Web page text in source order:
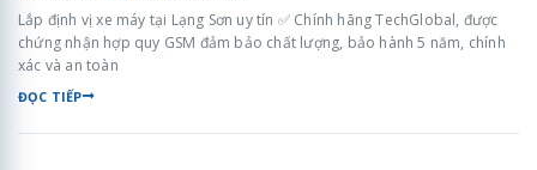
Lắp định vị xe máy tại Lạng Sơn uy tín ✅ Chính hãng TechGlobal, được
chứng nhận hợp quy GSM đảm bảo chất lượng, bảo hành 5 năm, chính
xác và an toàn
ĐỌC TIẾP